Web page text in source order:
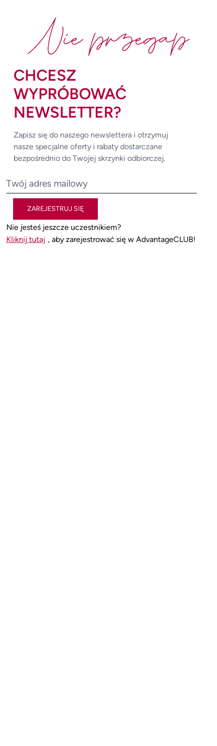
CHCESZ
WYPRÓBOWAĆ
NEWSLETTER?
Zapisz się do naszego newslettera i otrzymuj
nasze specjalne oferty i rabaty dostarczane
bezpośrednio do Twojej skrzynki odbiorczej.
ZAREJESTRUJ SIĘ
Nie jesteś jeszcze uczestnikiem?
Kliknij tutaj , aby zarejestrować się w AdvantageCLUB!
Nie przegap